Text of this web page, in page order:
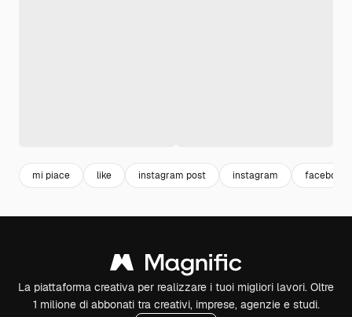
mi piace like instagram post instagram facebook
La piattaforma creativa per realizzare i tuoi migliori lavori. Oltre
1 milione di abbonati tra creativi, imprese, agenzie e studi.